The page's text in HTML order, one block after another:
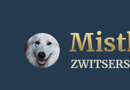
inhoud